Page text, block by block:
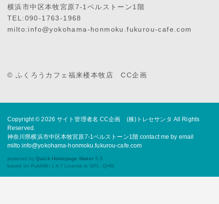
横浜市中区本牧宮原7-1ベルストーン1階
TEL:090-1763-1968
milto:info@yokohama-honmoku.fukurou-cafe.com
© ふくろうカフェ福来楼本牧店 CC企画
Copyright © 2026サイト管理者名 CC企画 (株)トレセサンタ All Rights
Reserved.
神奈川県横浜市中区本牧宮原7-1ベルストーン1階 contact me by email
milto:info@yokohama-honmoku.fukurou-cafe.com
powered byQuick Homepage Maker 5.3
based on PukiWiki 1.4.7 License is GPL.QHM